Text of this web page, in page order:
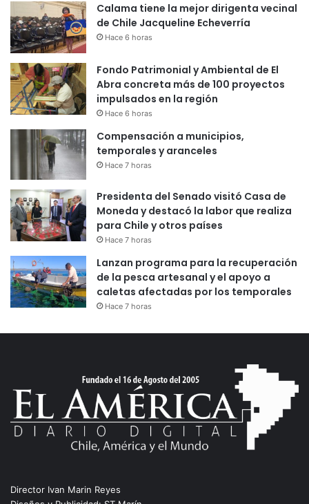
Calama tiene la mejor dirigenta vecinal
de Chile Jacqueline Echeverría
Hace 6 horas
Fondo Patrimonial y Ambiental de El
Abra concreta más de 100 proyectos
impulsados en la región
Hace 6 horas
Compensación a municipios,
temporales y aranceles
Hace 7 horas
Presidenta del Senado visitó Casa de
Moneda y destacó la labor que realiza
para Chile y otros países
Hace 7 horas
Lanzan programa para la recuperación
de la pesca artesanal y el apoyo a
caletas afectadas por los temporales
Hace 7 horas
Director Ivan Marin Reyes